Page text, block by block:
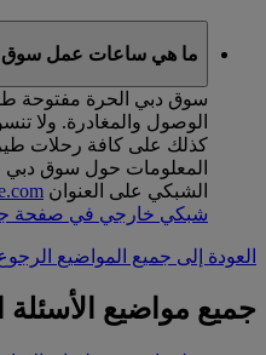
ما هي ساعات عمل سوق
الوصول والمغادرة. ولا
كذلك على كافة رحلات
المعلومات حول سوق دبي
الشبكي على العنوان
شبكي خارجي في صفحة
العودة إلى جميع المواضيع
جميع مواضيع الأسئلة